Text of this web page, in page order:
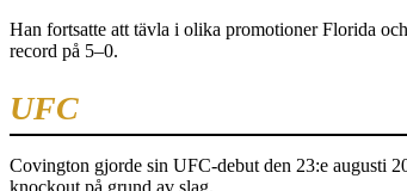
Han fortsatte att tävla i olika promotioner Florida
record på 5–0.
UFC
Covington gjorde sin UFC-debut den 23:e augusti